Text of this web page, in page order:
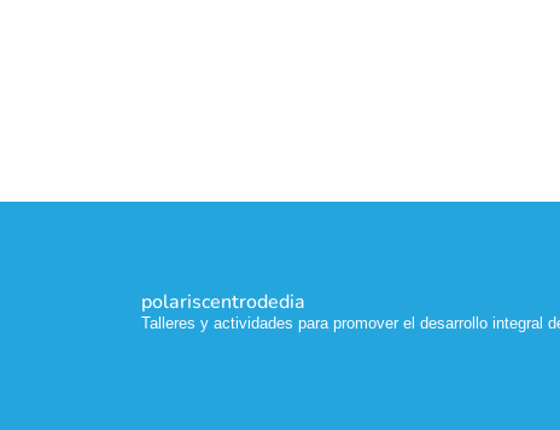
polariscentrodedia
Talleres y actividades para promover el desarrollo integral